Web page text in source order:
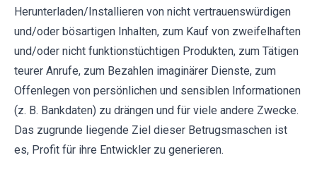
Herunterladen/Installieren von nicht vertrauenswürdigen
und/oder bösartigen Inhalten, zum Kauf von zweifelhaften
und/oder nicht funktionstüchtigen Produkten, zum Tätigen
teurer Anrufe, zum Bezahlen imaginärer Dienste, zum
Offenlegen von persönlichen und sensiblen Informationen
(z. B. Bankdaten) zu drängen und für viele andere Zwecke.
Das zugrunde liegende Ziel dieser Betrugsmaschen ist
es, Profit für ihre Entwickler zu generieren.